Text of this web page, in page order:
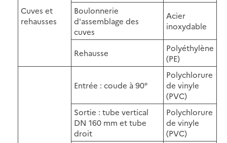
Cuves et
rehausses
Boulonnerie
d'assemblage des
cuves
Acier
inoxydable
Rehausse
Polyéthylène
(PE)
Entrée : coude à 90°
Polychlorure
de vinyle
(PVC)
Sortie : tube vertical
DN 160 mm et tube
droit
Polychlorure
de vinyle
(PVC)